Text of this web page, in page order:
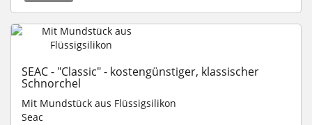
SEAC - "Classic" - kostengünstiger, klassischer
Schnorchel
Mit Mundstück aus Flüssigsilikon
Seac